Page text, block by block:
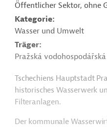
Öffentlicher Sektor, ohne
Kategorie
Wasser und Umwelt
Träger
Pražská
Tschechiens Hauptstadt
historisches Wasserwerk
Filteranlagen.
Der kommunale